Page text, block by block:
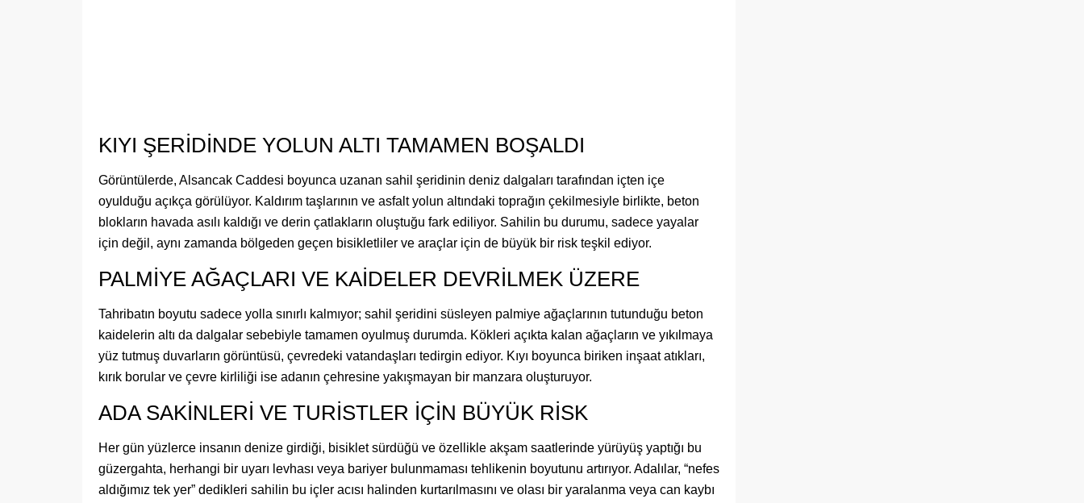
KIYI ŞERİDİNDE YOLUN ALTI TAMAMEN BOŞALDI
Görüntülerde, Alsancak Caddesi boyunca uzanan sahil şeridinin deniz dalgaları tarafından içten içe
oyulduğu açıkça görülüyor. Kaldırım taşlarının ve asfalt yolun altındaki toprağın çekilmesiyle birlikte, beton
blokların havada asılı kaldığı ve derin çatlakların oluştuğu fark ediliyor. Sahilin bu durumu, sadece yayalar
için değil, aynı zamanda bölgeden geçen bisikletliler ve araçlar için de büyük bir risk teşkil ediyor.
PALMİYE AĞAÇLARI VE KAİDELER DEVRİLMEK ÜZERE
Tahribatın boyutu sadece yolla sınırlı kalmıyor; sahil şeridini süsleyen palmiye ağaçlarının tutunduğu beton
kaidelerin altı da dalgalar sebebiyle tamamen oyulmuş durumda. Kökleri açıkta kalan ağaçların ve yıkılmaya
yüz tutmuş duvarların görüntüsü, çevredeki vatandaşları tedirgin ediyor. Kıyı boyunca biriken inşaat atıkları,
kırık borular ve çevre kirliliği ise adanın çehresine yakışmayan bir manzara oluşturuyor.
ADA SAKİNLERİ VE TURİSTLER İÇİN BÜYÜK RİSK
Her gün yüzlerce insanın denize girdiği, bisiklet sürdüğü ve özellikle akşam saatlerinde yürüyüş yaptığı bu
güzergahta, herhangi bir uyarı levhası veya bariyer bulunmaması tehlikenin boyutunu artırıyor. Adalılar, “nefes
aldığımız tek yer” dedikleri sahilin bu içler acısı halinden kurtarılmasını ve olası bir yaralanma veya can kaybı